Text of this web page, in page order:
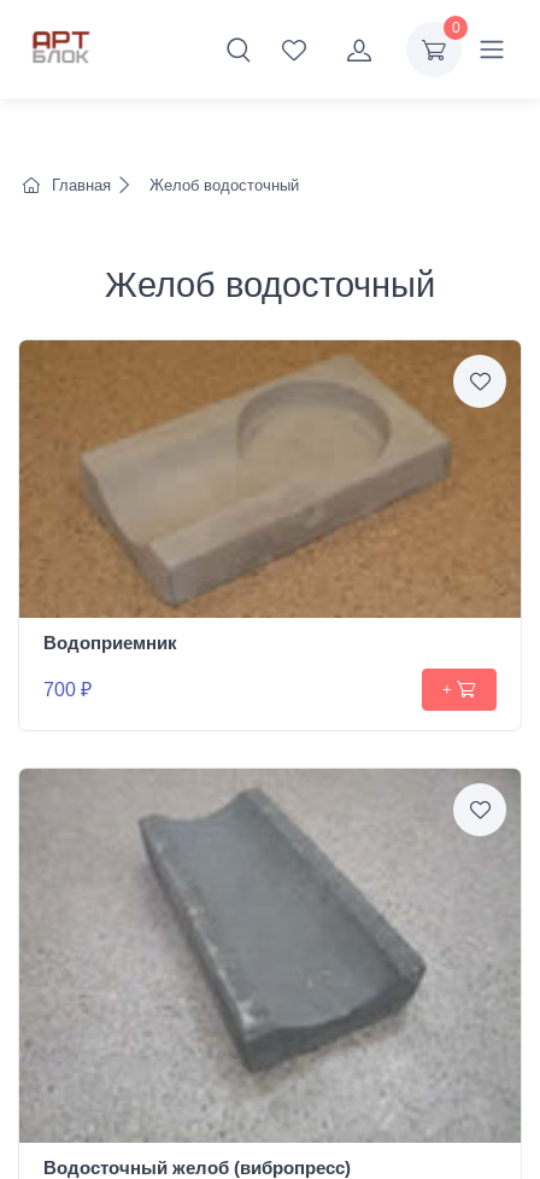
0
Главная Желоб водосточный
Желоб водосточный
Водоприемник
700 ₽ +
Водосточный желоб (вибропресс)